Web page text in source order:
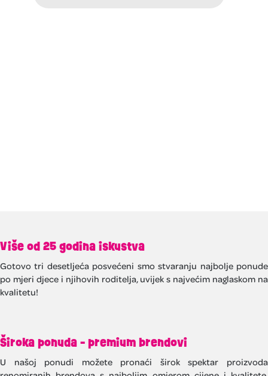
Više od 25 godina iskustva
Gotovo tri desetljeća posvećeni smo stvaranju najbolje ponude
po mjeri djece i njihovih roditelja, uvijek s najvećim naglaskom na
kvalitetu!
Široka ponuda - premium brendovi
U našoj ponudi možete pronaći širok spektar proizvoda